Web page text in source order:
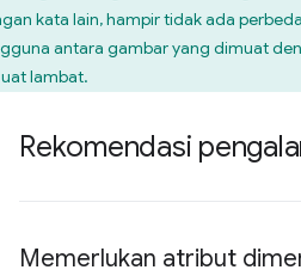
kata lain, hampir tidak ada
antara gambar yang dimuat
lambat.
Rekomendasi
Memerlukan atribut